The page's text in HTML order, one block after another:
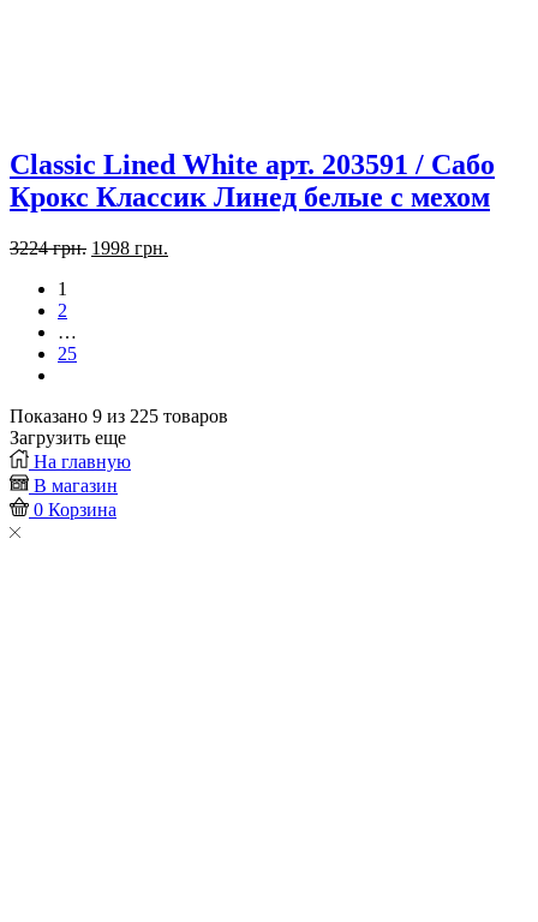
Classic Lined White арт. 203591 / Сабо
Крокс Классик Линед белые с мехом
3224грн. Первоначальная
1998 грн.
1
2
…
25
Показано 9 из 225 товаров
Загрузить еще
Placeholder
for
ajax
description
replacement
На главную
В магазин
0 Корзина